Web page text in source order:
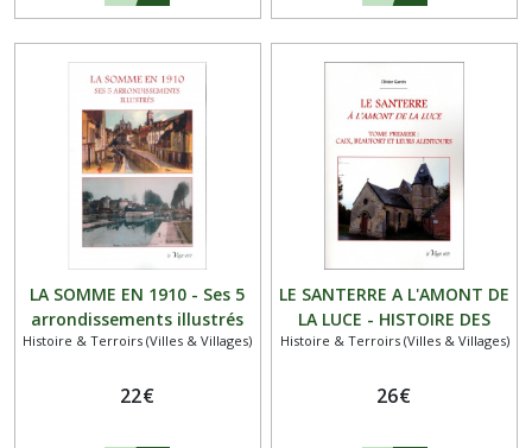
LA SOMME EN 1910 - Ses 5
arrondissements illustrés
Histoire & Terroirs (Villes & Villages)
22€
LE SANTERRE A L'AMONT DE
LA LUCE - HISTOIRE DES
ORIGINES A 1900 - Tome 1 :
Histoire & Terroirs (Villes & Villages)
26€